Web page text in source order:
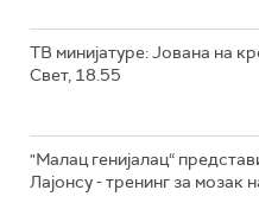
ТВ минијатуре: Јована на
Свет, 18.55
"Малац генијалац“
Лајонсу - тренинг за мозак